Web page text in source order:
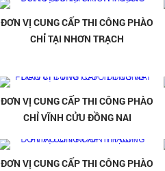
ĐƠN VỊ CUNG CẤP THI CÔNG PHÀO
CHỈ TẠI NHƠN TRẠCH
ĐƠN VỊ CUNG CẤP THI CÔNG PHÀO
CHỈ VĨNH CỬU ĐỒNG NAI
ĐƠN VỊ CUNG CẤP THI CÔNG PHÀO